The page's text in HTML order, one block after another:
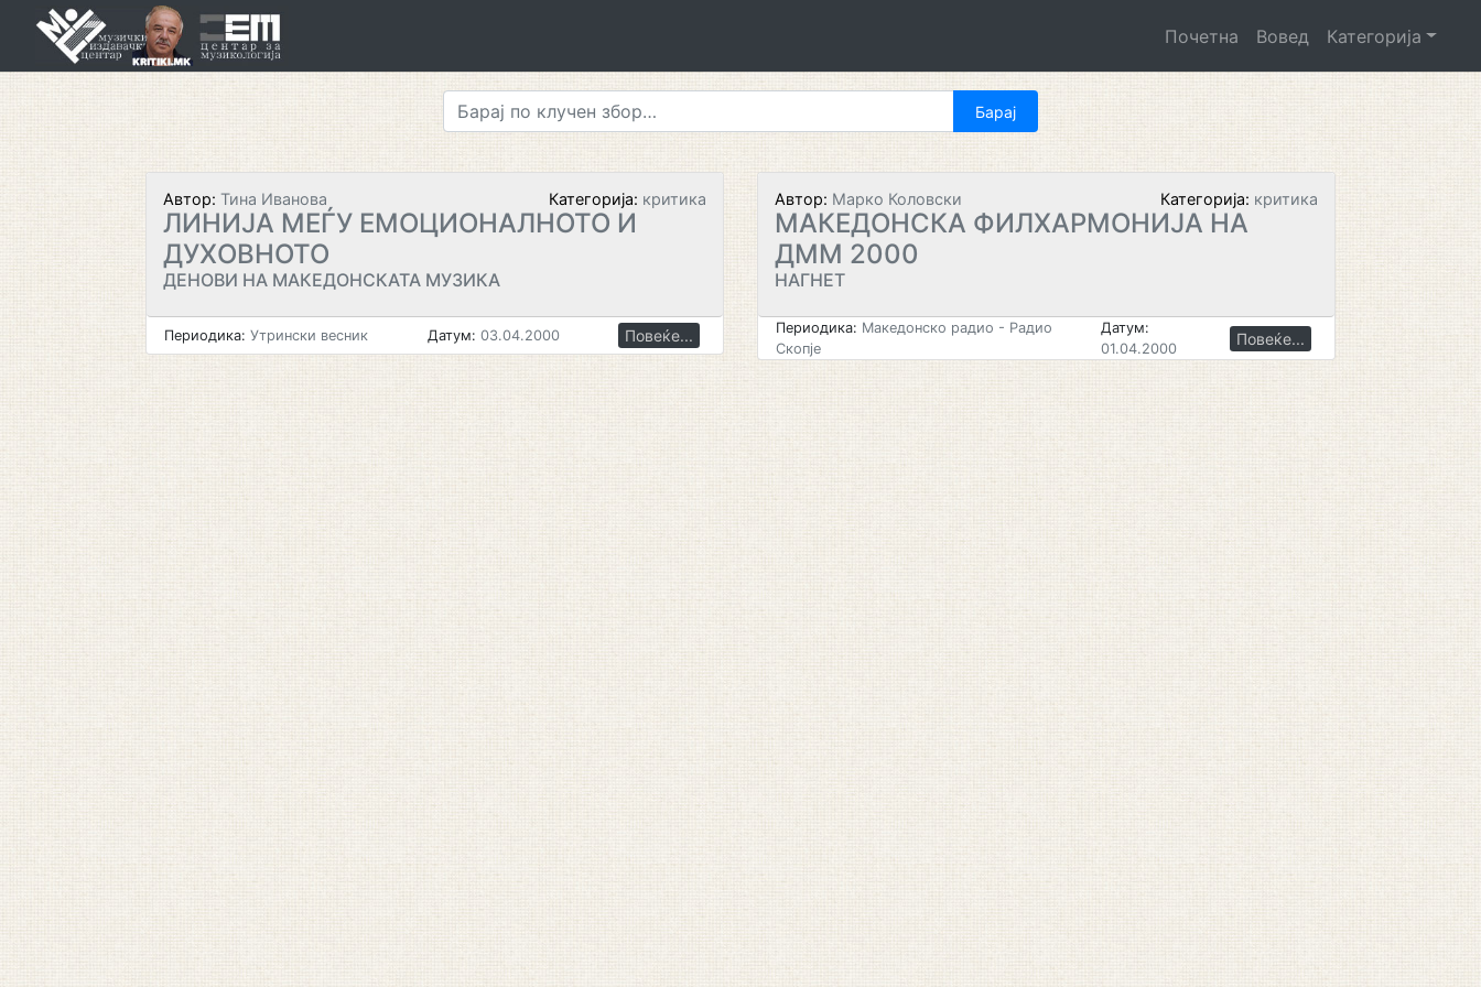
Почетна Вовед Категорија
Автор: Тина Иванова Категорија: критика
ЛИНИЈА МЕЃУ ЕМОЦИОНАЛНОТО И
ДУХОВНОТО
ДЕНОВИ НА МАКЕДОНСКАТА МУЗИКА
Периодика: Утрински весник Датум: 03.04.2000 Повеќе...
Автор: Марко Коловски Категорија: критика
МАКЕДОНСКА ФИЛХАРМОНИЈА НА
ДММ 2000
НАГНЕТ
Периодика: Македонско радио - Радио
Скопје
Датум:
01.04.2000
Повеќе...